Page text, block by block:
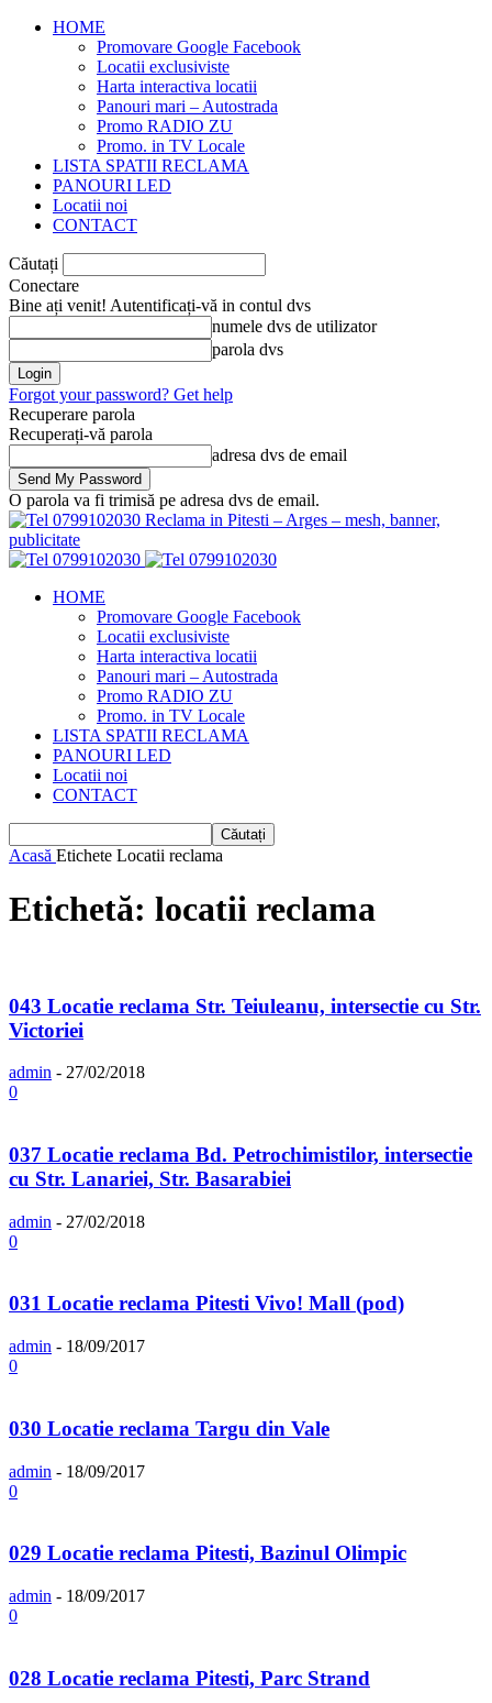
HOME
Promovare Google Facebook
Locatii exclusiviste
Harta interactiva locatii
Panouri mari – Autostrada
Promo RADIO ZU
Promo. in TV Locale
LISTA SPATII RECLAMA
PANOURI LED
Locatii noi
CONTACT
Căutați
Conectare
Bine ați venit! Autentificați-vă in contul dvs
numele dvs de utilizator
parola dvs
Forgot your password? Get help
Recuperare parola
Recuperați-vă parola
adresa dvs de email
O parola va fi trimisă pe adresa dvs de email.
Reclama in Pitesti – Arges – mesh, banner,
publicitate
HOME
Promovare Google Facebook
Locatii exclusiviste
Harta interactiva locatii
Panouri mari – Autostrada
Promo RADIO ZU
Promo. in TV Locale
LISTA SPATII RECLAMA
PANOURI LED
Locatii noi
CONTACT
Acasă Etichete Locatii reclama
Etichetă: locatii reclama
043 Locatie reclama Str. Teiuleanu, intersectie cu Str.
Victoriei
admin - 27/02/2018
0
037 Locatie reclama Bd. Petrochimistilor, intersectie
cu Str. Lanariei, Str. Basarabiei
admin - 27/02/2018
0
031 Locatie reclama Pitesti Vivo! Mall (pod)
admin - 18/09/2017
0
030 Locatie reclama Targu din Vale
admin - 18/09/2017
0
029 Locatie reclama Pitesti, Bazinul Olimpic
admin - 18/09/2017
0
028 Locatie reclama Pitesti, Parc Strand